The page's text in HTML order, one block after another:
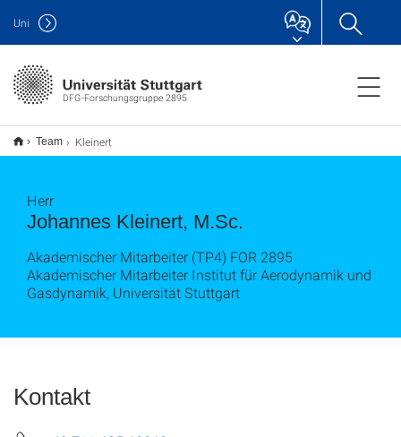
DFG-Forschungsgruppe 2895
Uni
Team Kleinert
Johannes Kleinert, M.Sc.
Herr
Akademischer Mitarbeiter (TP4) FOR 2895
Akademischer Mitarbeiter Institut für Aerodynamik und
Gasdynamik, Universität Stuttgart
Kontakt